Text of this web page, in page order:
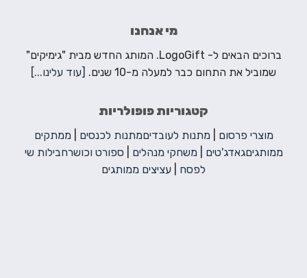
מי אנחנו
ברוכים הבאים ל- LogoGift. המותג החדש מבית "גימיקים"
שמוביל את התחום כבר למעלה מ-10 שנים.
[עוד עלינו...]
קטגוריות פופולריות
מוצרי פרסום מתנות לעובדיםמתנות לכנסים
ממתקים
ממותגיםגאדג'טים משחקי מנהלים ספורט וכושרחבילות שי
לפסח
עציצים ממותגים